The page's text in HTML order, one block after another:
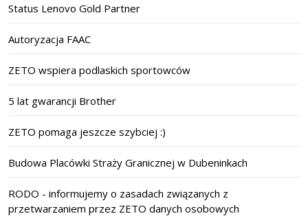
Status Lenovo Gold Partner
Autoryzacja FAAC
ZETO wspiera podlaskich sportowców
5 lat gwarancji Brother
ZETO pomaga jeszcze szybciej :)
Budowa Placówki Straży Granicznej w Dubeninkach
RODO - informujemy o zasadach związanych z
przetwarzaniem przez ZETO danych osobowych